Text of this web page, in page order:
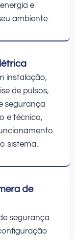
e
ambiente.
instalação,
de pulsos,
segurança
e técnico,
sistema.
de
segurança